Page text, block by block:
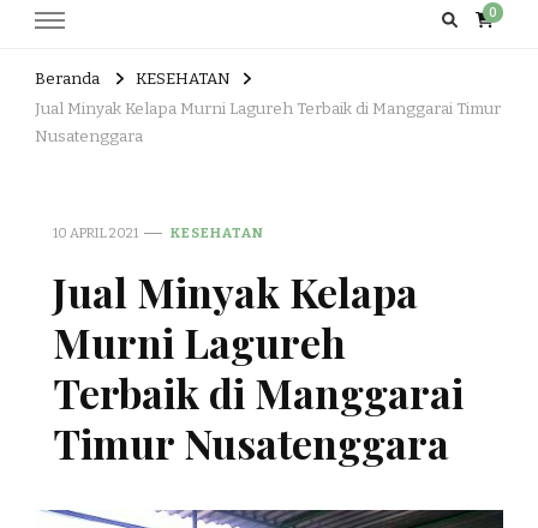
0
Beranda
KESEHATAN
Jual Minyak Kelapa Murni Lagureh Terbaik di Manggarai Timur
Nusatenggara
10 APRIL 2021 KESEHATAN
Jual Minyak Kelapa
Murni Lagureh
Terbaik di Manggarai
Timur Nusatenggara